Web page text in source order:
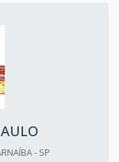
- SP